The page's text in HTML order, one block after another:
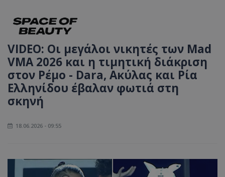
VIDEO: Οι μεγάλοι νικητές των Mad
VMA 2026 και η τιμητική διάκριση
στον Ρέμο - Dara, Ακύλας και Ρία
Ελληνίδου έβαλαν φωτιά στη
σκηνή
18.06.2026 - 09:55